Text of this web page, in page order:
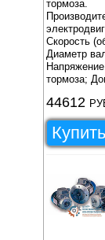
тормоза.
Скорость
Диаметр
тормоза;
44612
Купить